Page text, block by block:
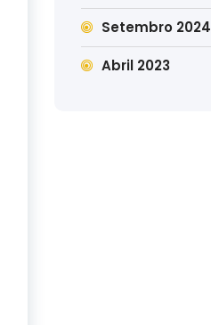
Setembro 2024
Abril 2023